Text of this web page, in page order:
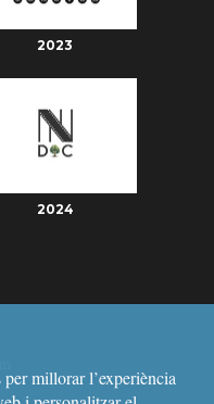
2023
2024
millorar l’experiència